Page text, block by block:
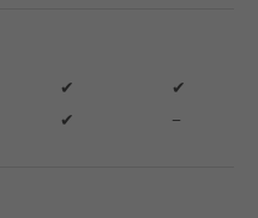
✔
✔
✔
−